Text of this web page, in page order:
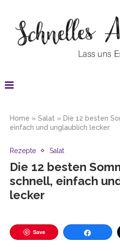
Home » Salat » Die 12 besten
einfach und unglaublich lecker
Rezepte Salat
Die 12 besten
schnell, einfach
lecker
Save